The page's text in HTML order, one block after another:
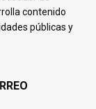
contenido
públicas y